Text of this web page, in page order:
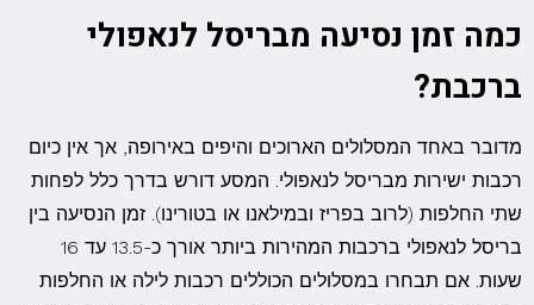
כמה זמן נסיעה מבריסל לנאפולי
ברכבת?
מדובר באחד המסלולים הארוכים והיפים באירופה, אך אין כיום
רכבות ישירות מבריסל לנאפולי. המסע דורש בדרך כלל לפחות
שתי החלפות (לרוב בפריז ובמילאנו או בטורינו). זמן הנסיעה בין
בריסל לנאפולי ברכבות המהירות ביותר אורך כ-13.5 עד 16
שעות. אם תבחרו במסלולים הכוללים רכבות לילה או החלפות